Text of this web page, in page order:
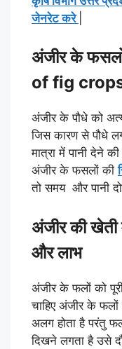
जेनरेट करे
अंजीर के
of fig
अंजीर के पौधे को
जिस कारण से पौधे
मात्रा में पानी देने
अंजीर के फसलों की
तो समय और पानी
अंजीर की खेती
और लाभ
अंजीर के फलों को
चाहिए अंजीर के
अलग होता है परंतु
दिखने लगता है उसे